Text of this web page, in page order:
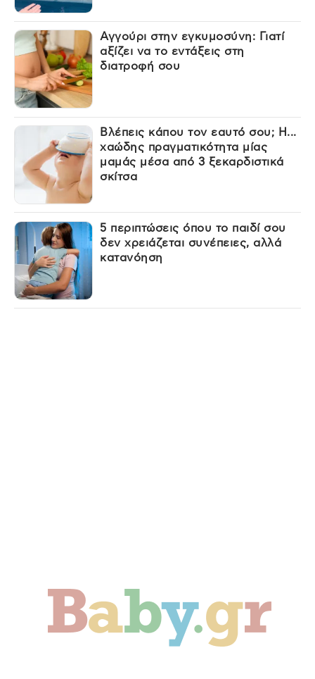
Αγγούρι στην εγκυμοσύνη: Γιατί
αξίζει να το εντάξεις στη
διατροφή σου
Βλέπεις κάπου τον εαυτό σου; Η...
χαώδης πραγματικότητα μίας
μαμάς μέσα από 3 ξεκαρδιστικά
σκίτσα
5 περιπτώσεις όπου το παιδί σου
δεν χρειάζεται συνέπειες, αλλά
κατανόηση